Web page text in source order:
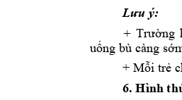
Lưu ý:
+ Trường
uống bù càng
+ Mỗi trẻ
6. Hình